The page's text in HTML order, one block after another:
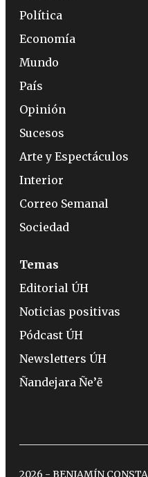
Política
Economía
Mundo
País
Opinión
Sucesos
Arte y Espectáculos
Interior
Correo Semanal
Sociedad
Temas
Editorial ÚH
Noticias positivas
Pódcast ÚH
Newsletters ÚH
Ñandejara Ñe’ẽ